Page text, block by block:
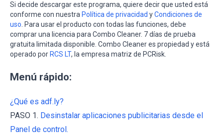
Si decide descargar este programa, quiere decir que usted está
conforme con nuestra Política de privacidad yCondiciones de
uso. Para usar el producto con todas las funciones, debe
comprar una licencia para Combo Cleaner. 7 días de prueba
gratuita limitada disponible. Combo Cleaner es propiedad y está
operado por RCS LT, la empresa matriz de PCRisk.
Menú rápido:
¿Qué es adf.ly?
PASO 1. Desinstalar aplicaciones publicitarias desde el
Panel de control.